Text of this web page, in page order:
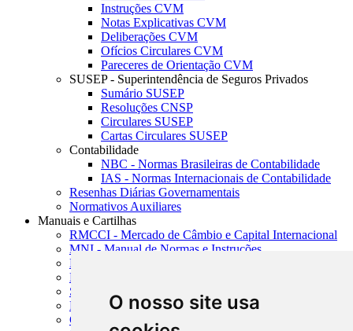
O nosso site usa
Instruções CVM
Notas Explicativas CVM
Deliberações CVM
Ofícios Circulares CVM
Pareceres de Orientação CVM
SUSEP - Superintendência de Seguros Privados
Sumário SUSEP
Resoluções CNSP
Circulares SUSEP
Cartas Circulares SUSEP
Contabilidade
NBC - Normas Brasileiras de Contabilidade
IAS - Normas Internacionais de Contabilidade
Resenhas Diárias Governamentais
Normativos Auxiliares
Manuais e Cartilhas
RMCCI - Mercado de Câmbio e Capital Internacional
MNI - Manual de Normas e Instruções
MTVM - Manual de Títulos e Valores Mobiliários
MCR - Manual de Crédito Rural
SISORF - Manual de Organização do SFN
MASUP - Manual de Supervisão Bancária
CADOC - Catálogo de Documentos